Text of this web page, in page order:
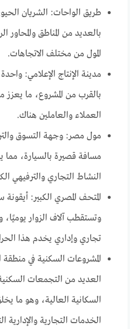
طريق الواحات: الشريان
بالعديد من المناطق
المول من مختلف الاتجاهات.
بالقرب من المشروع، ما
العملاء والعاملين هناك.
مول مصر: وجهة التسوق
مسافة قصيرة بالسيارة،
النشاط التجاري والترفيهي
المتحف المصري الكبير:
وتستقطب آلاف الزوار
تجاري وإداري يخدم هذا
العديد من التجمعات السكنية
السكانية العالية، وهو ما
الخدمات التجارية والإدارية